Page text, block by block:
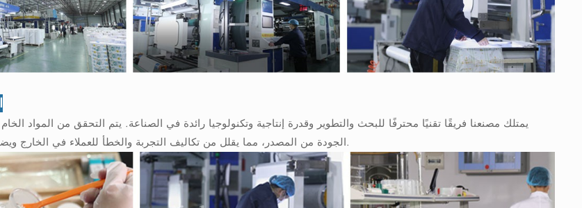
يمتلك مصنعنا فريقًا تقنيًا محترفًا للبحث والتطوير وقدرة إنتاجية وتكنولوجيا رائدة في الصناعة. يتم التحقق من المواد
الجودة من المصدر، مما يقلل من تكاليف التجربة والخطأ للعملاء في الخارج ويضمن جودة مستقرة.